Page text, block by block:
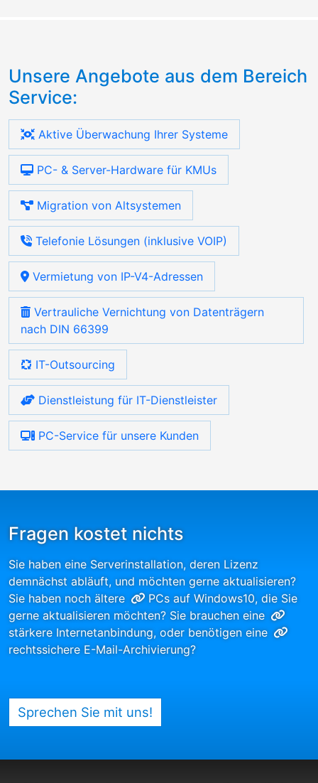
Unsere Angebote aus dem Bereich
Service:
Aktive Überwachung Ihrer Systeme
PC- & Server-Hardware für KMUs
Migration von Altsystemen
Telefonie Lösungen (inklusive VOIP)
Vermietung von IP-V4-Adressen
Vertrauliche Vernichtung von Datenträgern
nach DIN 66399
IT-Outsourcing
Dienstleistung für IT-Dienstleister
PC-Service für unsere Kunden
Fragen kostet nichts
Sie haben eine Serverinstallation, deren Lizenz
demnächst abläuft, und möchten gerne aktualisieren?
Sie haben noch ältere
PCs auf Windows10, die Sie
gerne aktualisieren möchten? Sie brauchen eine
stärkere Internetanbindung, oder benötigen eine
rechtssichere E-Mail-Archivierung?
Sprechen Sie mit uns!